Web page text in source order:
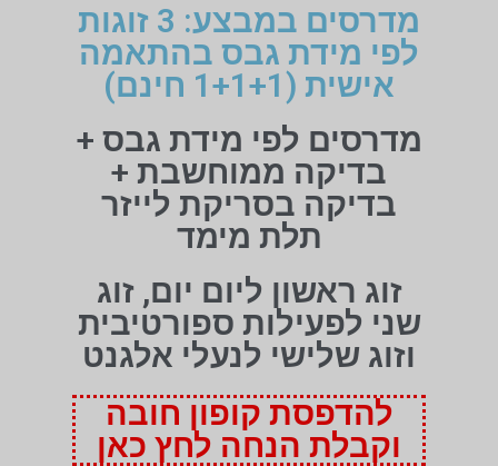
מדרסים במבצע: 3 זוגות
לפי מידת גבס בהתאמה
אישית (1+1+1 חינם)
מדרסים לפי מידת גבס +
בדיקה ממוחשבת +
בדיקה בסריקת לייזר
תלת מימד
זוג ראשון ליום יום, זוג
שני לפעילות ספורטיבית
וזוג שלישי לנעלי אלגנט
להדפסת קופון חובה
וקבלת הנחה לחץ כאן